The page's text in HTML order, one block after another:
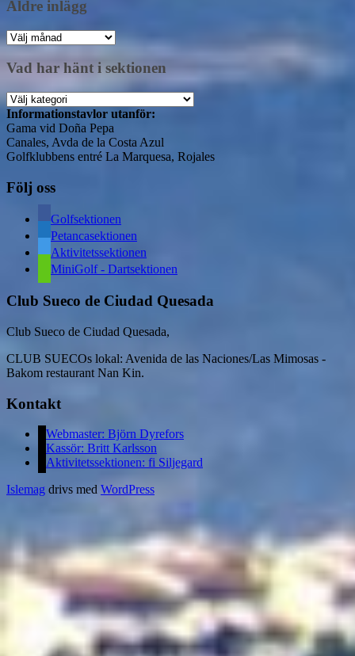
Äldre inlägg
Äldre
inlägg
Vad har hänt i sektionen
Vad
har
hänt
i
sektionen
Informationstavlor utanför:
Gama vid Doña Pepa
Canales, Avda de la Costa Azul
Golfklubbens entré La Marquesa, Rojales
Följ oss
Golfsektionen
Petancasektionen
Aktivitetssektionen
MiniGolf - Dartsektionen
Club Sueco de Ciudad Quesada
Club Sueco de Ciudad Quesada,
CLUB SUECOs lokal: Avenida de las Naciones/Las Mimosas -
Bakom restaurant Nan Kin.
Kontakt
Webmaster: Björn Dyrefors
Kassör: Britt Karlsson
Aktivitetssektionen: fi Siljegard
Islemag drivs med WordPress